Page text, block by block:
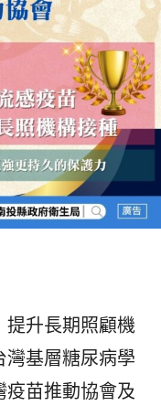
升長期照顧機
灣基層糖尿病學
疫苗推動協會及